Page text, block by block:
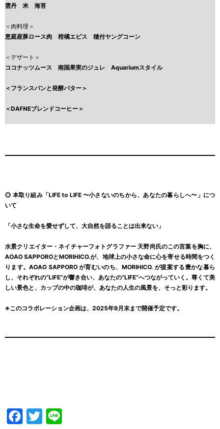
雲丹 米 海苔
＜肉料理＞
恵庭産豚ロース肉 柑橘エピス 穂付ヤングコーン
＜デザート＞
ココナッツムース 南国果実のジュレ Aquariumスタイル
＜フランスパンと発酵バター＞
＜DAFNEブレンドコーヒー＞
◎ 本取り組み「LIFE to LIFE 〜小さないのちから、あなたの暮らしへ〜」につ
いて
「小さな生命を愛せずして、大自然を語ることは出来ない」
水景クリエイター・ネイチャーフォトグラファー 天野尚氏のこの言葉を胸に、
AOAO SAPPOROとMORIHICO.が、地球上の小さな命に心を寄せる時間をつく
ります。AOAO SAPPORO が育むいのち、MORIHICO. が提案する豊かな暮ら
し、それぞれの“LIFE”が響き合い、あなたの“LIFE”へつながっていく。尊くて美
しい景色と、カップの中の珈琲が、あなたの人生の風景を、そっと彩ります。
※このコラボレーション企画は、2025年9月末まで開催予定です。
Facebook
Twitter